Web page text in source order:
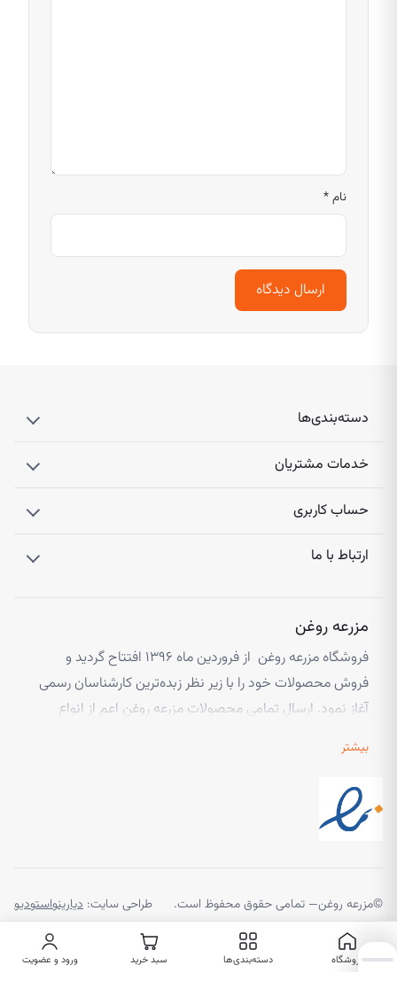
نام*
دسته‌بندی‌ها
خدمات مشتریان
حساب کاربری
ارتباط با ما
مزرعه روغن
فروشگاه مزرعه روغن از فروردین ماه ۱۳۹۶ افتتاح گردید و
فروش محصولات خود را با زیر نظر زبده‌ترین کارشناسان رسمی
آغاز نمود. ارسال تمامی محصولات مزرعه روغن اعم از انواع
انواع کره های گیاهی از طریق پست و یا از طریق پیک در صورت
خواست شما مشتری عزیز امکان پذیر است. تیم مزرعه روغن
همیشه پاسخگوی مشتریان خود می‌باشد و تا زمان رسیدن
محصول به دست مشتری خود را ملزم به پیگیری می‌داند.
بیشتر
©مزرعه روغن— تمامی حقوق محفوظ است. طراحی سایت: دیارینواستودیو
فروشگاه دسته‌بندی‌ها سبد خرید ورود و عضویت